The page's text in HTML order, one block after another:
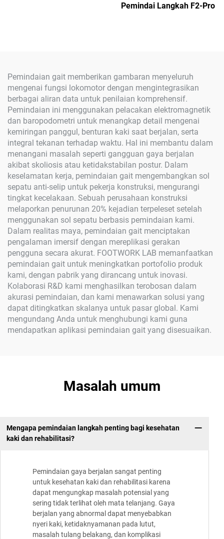
Pemindai Langkah F2-Pro
Pemindaian gait memberikan gambaran menyeluruh
mengenai fungsi lokomotor dengan mengintegrasikan
berbagai aliran data untuk penilaian komprehensif.
Pemindaian ini menggunakan pelacakan elektromagnetik
dan baropodometri untuk menangkap detail mengenai
kemiringan panggul, benturan kaki saat berjalan, serta
integral tekanan terhadap waktu. Hal ini membantu dalam
menangani masalah seperti gangguan gaya berjalan
akibat skoliosis atau ketidakstabilan postur. Dalam
keselamatan kerja, pemindaian gait mengembangkan sol
sepatu anti-selip untuk pekerja konstruksi, mengurangi
tingkat kecelakaan. Sebuah perusahaan konstruksi
melaporkan penurunan 20% kejadian terpeleset setelah
menggunakan sol sepatu berbasis pemindaian kami.
Dalam realitas maya, pemindaian gait menciptakan
pengalaman imersif dengan mereplikasi gerakan
pengguna secara akurat. FOOTWORK LAB memanfaatkan
pemindaian gait untuk meningkatkan portofolio produk
kami, dengan pabrik yang dirancang untuk inovasi.
Kolaborasi R&D kami menghasilkan terobosan dalam
akurasi pemindaian, dan kami menawarkan solusi yang
dapat ditingkatkan skalanya untuk pasar global. Kami
mengundang Anda untuk menghubungi kami guna
mendapatkan aplikasi pemindaian gait yang disesuaikan.
Masalah umum
Mengapa pemindaian langkah penting bagi kesehatan
kaki dan rehabilitasi?
Pemindaian gaya berjalan sangat penting
untuk kesehatan kaki dan rehabilitasi karena
dapat mengungkap masalah potensial yang
sering tidak terlihat oleh mata telanjang. Gaya
berjalan yang abnormal dapat menyebabkan
nyeri kaki, ketidaknyamanan pada lutut,
masalah tulang belakang, dan komplikasi